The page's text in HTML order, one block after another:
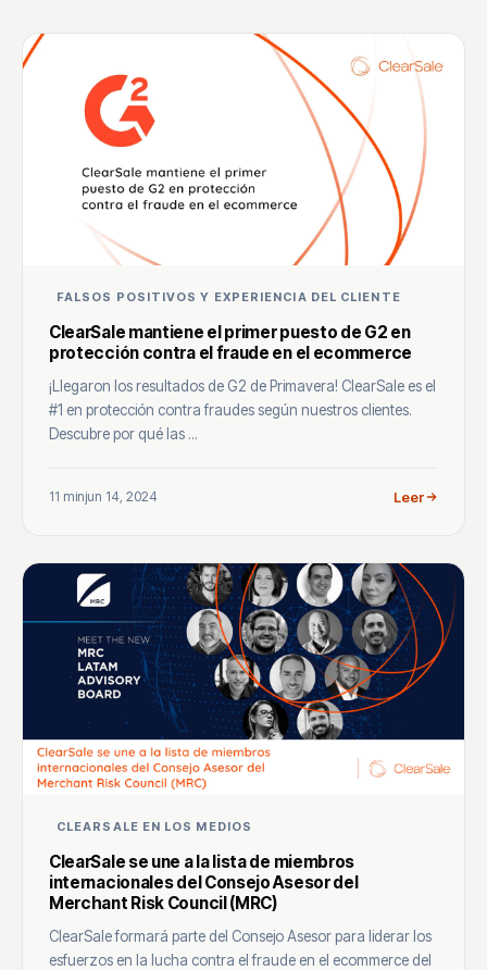
FALSOS POSITIVOS Y EXPERIENCIA DEL CLIENTE
ClearSale mantiene el primer puesto de G2 en
protección contra el fraude en el ecommerce
¡Llegaron los resultados de G2 de Primavera! ClearSale es el
#1 en protección contra fraudes según nuestros clientes.
Descubre por qué las ...
11 minjun 14, 2024 Leer
CLEARSALE EN LOS MEDIOS
ClearSale se une a la lista de miembros
internacionales del Consejo Asesor del
Merchant Risk Council (MRC)
ClearSale formará parte del Consejo Asesor para liderar los
esfuerzos en la lucha contra el fraude en el ecommerce del